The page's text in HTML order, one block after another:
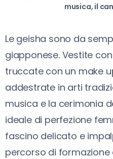
musica, il
Le geisha sono da
giapponese. Vestite
truccate con un make
addestrate in arti
musica e la cerimonia
ideale di perfezione
fascino delicato e
percorso di formazione